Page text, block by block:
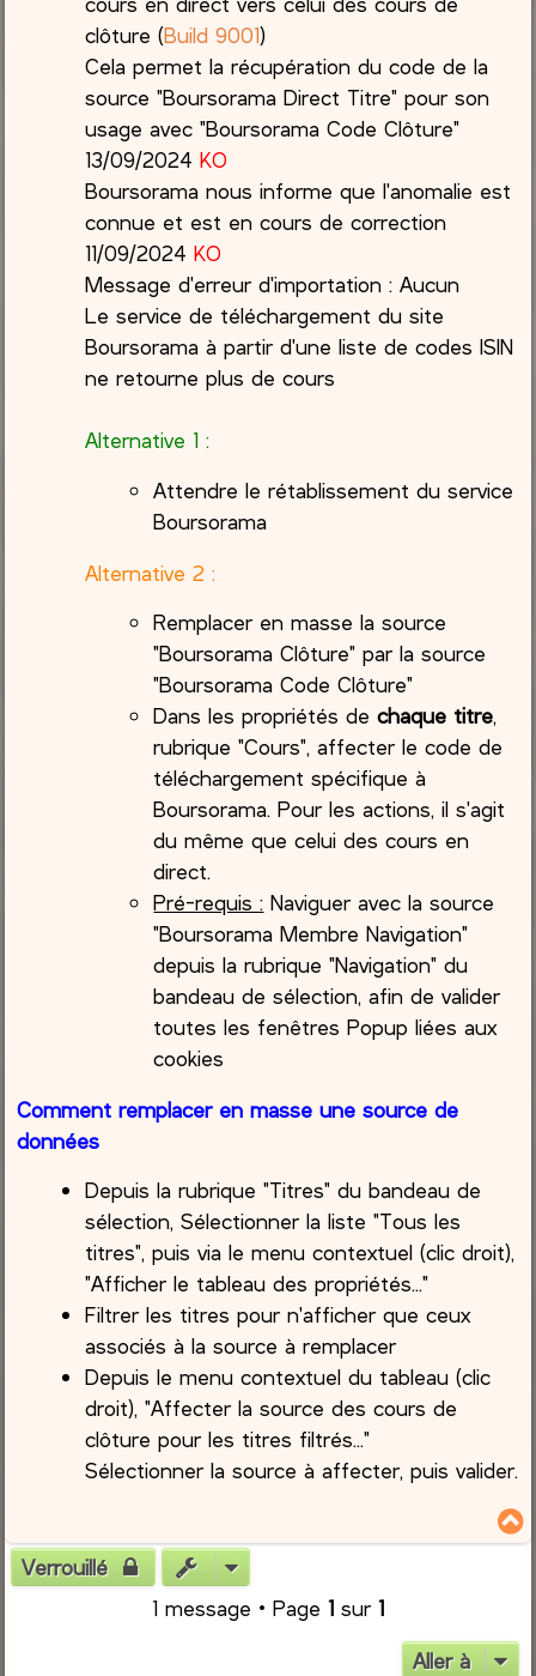
clôture (Build 9001)
Cela permet la récupération du code de la
source "Boursorama Direct Titre" pour son
usage avec "Boursorama Code Clôture"
13/09/2024KO
Boursorama nous informe que l'anomalie est
connue et est en cours de correction
11/09/2024KO
Message d'erreur d'importation : Aucun
Le service de téléchargement du site
Boursorama à partir d'une liste de codes ISIN
ne retourne plus de cours
Alternative 1 :
Attendre le rétablissement du service
Boursorama
Alternative 2 :
Remplacer en masse la source
"Boursorama Clôture" par la source
"Boursorama Code Clôture"
Dans les propriétés dechaque titre,
rubrique "Cours", affecter le code de
téléchargement spécifique à
Boursorama. Pour les actions, il s'agit
du même que celui des cours en
direct.
Pré-requis : Naviguer avec la source
"Boursorama Membre Navigation"
depuis la rubrique "Navigation" du
bandeau de sélection, afin de valider
toutes les fenêtres Popup liées aux
cookies
Comment remplacer en masse une source de
données
Depuis la rubrique "Titres" du bandeau de
sélection, Sélectionner la liste "Tous les
titres", puis via le menu contextuel (clic droit),
"Afficher le tableau des propriétés..."
Filtrer les titres pour n'afficher que ceux
associés à la source à remplacer
Depuis le menu contextuel du tableau (clic
droit), "Affecter la source des cours de
clôture pour les titres filtrés..."
Sélectionner la source à affecter, puis valider.
Verrouillé
1 message • Page 1 sur 1
Aller à